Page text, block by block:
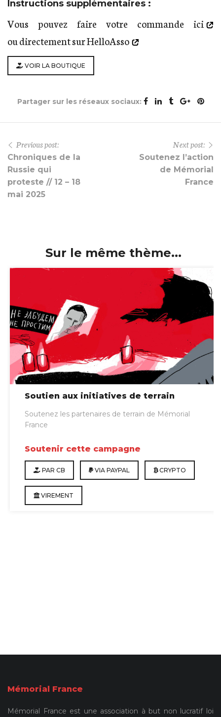
Instructions supplémentaires :
Vous pouvez faire votre commande ici
oudirectement sur HelloAsso
VOIR LA BOUTIQUE
Partager sur les réseaux sociaux:
Previous post:
Chroniques de la
Russie qui
proteste // 12 – 18
mai 2025
Next post:
Soutenez l’action
de Mémorial
France
Sur le même thème...
Soutien aux initiatives de terrain
Soutenez les partenaires de terrain de Mémorial
France
Soutenir cette campagne
PAR CB VIA PAYPAL CRYPTO
VIREMENT
Mémorial France
Mémorial France est une association à but non lucratif loi